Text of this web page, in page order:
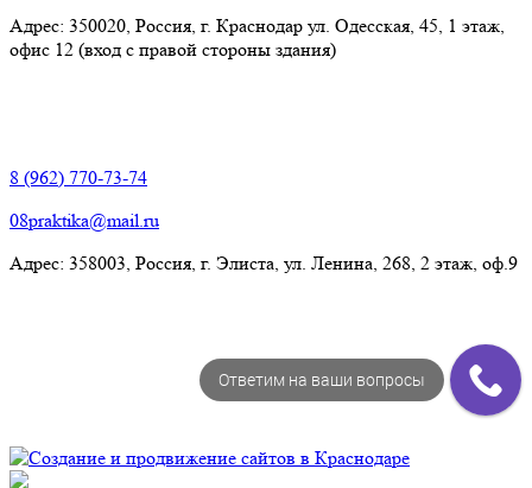
Адрес: 350020, Россия, г. Краснодар ул. Одесская, 45, 1 этаж,
офис 12 (вход с правой стороны здания)
8 (962) 770-73-74
08praktika@mail.ru
Адрес:​ 358003, Россия, г. Элиста, ул. Ленина, 268, 2 этаж, оф.9
© Рекламно-производственная компания "Практика" 2009-
Ответим на ваши вопросы